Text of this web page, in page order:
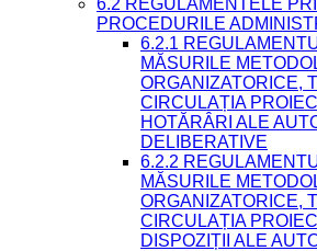
6.2 REGULAMENTELE
PROCEDURILE
6.2.1
MĂSURILE
ORGANIZATORICE,
CIRCULAȚIA
HOTĂRÂRI ALE
DELIBERATIVE
6.2.2
MĂSURILE
ORGANIZATORICE,
CIRCULAȚIA
DISPOZIȚII ALE